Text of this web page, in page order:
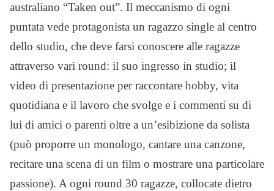
australiano “Taken out”. Il meccanismo di ogni
puntata vede protagonista un ragazzo single al centro
dello studio, che deve farsi conoscere alle ragazze
attraverso vari round: il suo ingresso in studio; il
video di presentazione per raccontare hobby, vita
quotidiana e il lavoro che svolge e i commenti su di
lui di amici o parenti oltre a un’esibizione da solista
(può proporre un monologo, cantare una canzone,
recitare una scena di un film o mostrare una particolare
passione). A ogni round 30 ragazze, collocate dietro